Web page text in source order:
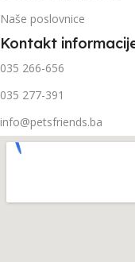
Naše poslovnice
Kontakt
035 266-656
035 277-391
info@petsfriends.ba